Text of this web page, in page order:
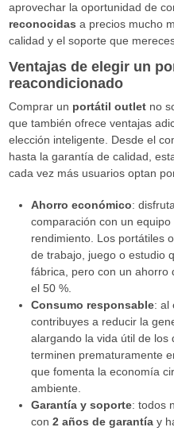
aprovechar la oportunidad de
reconocidas a precios mucho
calidad y el soporte que
Ventajas de elegir un
reacondicionado
Comprar un portátil outletno
que también ofrece ventajas
elección inteligente. Desde el
hasta la garantía de calidad,
cada vez más usuarios optan
Ahorro económico:
comparación con un
rendimiento. Los portátiles
de trabajo, juego o estudio
fábrica, pero con un ahorro
el 50 %.
Consumo responsable: al
contribuyes a reducir la
alargando la vida útil de los
terminen prematuramente
que fomenta la economía
ambiente.
Garantía y soporte: todos
con 2 años de garantíay